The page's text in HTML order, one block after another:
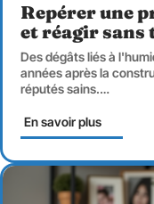
Repérer une
et réagir sans
Des dégâts liés à
années après la
réputés sains.…
En savoir plus